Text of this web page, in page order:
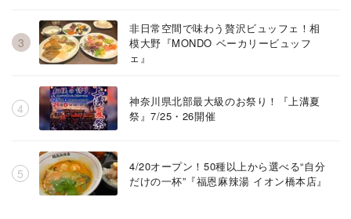
非日常空間で味わう贅沢ビュッフェ！相
模大野『MONDO ベーカリービュッフ
ェ』
神奈川県北部最大級のお祭り！『上溝夏
祭』7/25・26開催
4/20オープン！50種以上から選べる“自分
だけの一杯”『福恩麻辣湯 イオン橋本店』